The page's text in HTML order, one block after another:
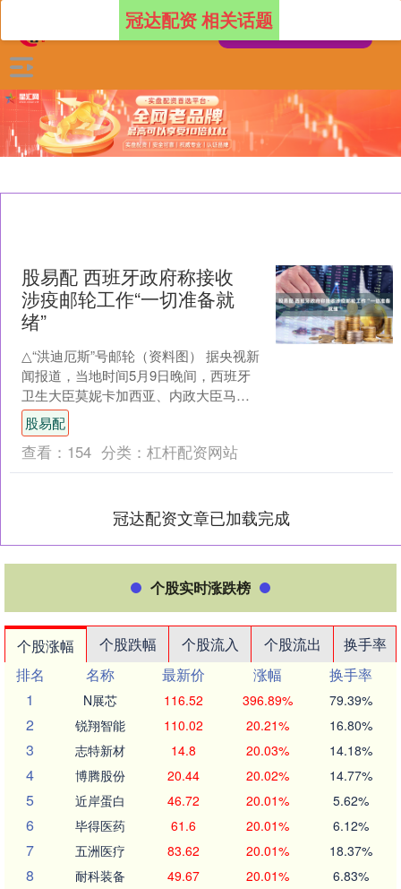
冠达配资 相关话题
股易配 西班牙政府称接收
涉疫邮轮工作“一切准备就
绪”
△“洪迪厄斯”号邮轮（资料图） 据央视新
闻报道，当地时间5月9日晚间，西班牙
卫生大臣莫妮卡加西亚、内政大臣马拉
斯卡和世界卫生组织总干事谭德塞等多
方共同在西班牙特....
股易配
查看： 154 分类： 杠杆配资网站
冠达配资文章已加载完成
个股实时涨跌榜
个股涨幅 个股跌幅 个股流入 个股流出
换手率
排名
名称 最新价 涨幅
换手率
1
N展芯 116.52 396.89% 79.39%
2 锐翔智能 110.02 20.21% 16.80%
3 志特新材 14.8 20.03% 14.18%
4 博腾股份 20.44 20.02% 14.77%
5 近岸蛋白 46.72 20.01% 5.62%
6 毕得医药 61.6 20.01% 6.12%
7 五洲医疗 83.62 20.01% 18.37%
8 耐科装备 49.67 20.01% 6.83%